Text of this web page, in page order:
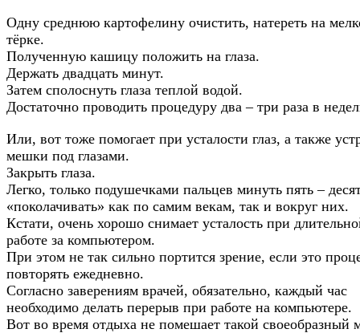
Одну среднюю картофелину очистить, натереть на
тёрке.
Полученную кашицу положить на глаза.
Держать двадцать минут.
Затем сполоснуть глаза теплой водой.
Достаточно проводить процедуру два – три раза в
Или, вот тоже помогает при усталости глаз, а также
мешки под глазами.
Закрыть глаза.
Легко, только подушечками пальцев минуть пять –
«поколачивать» как по самим векам, так и вокруг них.
Кстати, очень хорошо снимает усталость при
работе за компьютером.
При этом не так сильно портится зрение, если это
повторять ежедневно.
Согласно заверениям врачей, обязательно, каждый час
необходимо делать перерыв при работе на компьютере.
Вот во время отдыха не помешает такой своеобразный